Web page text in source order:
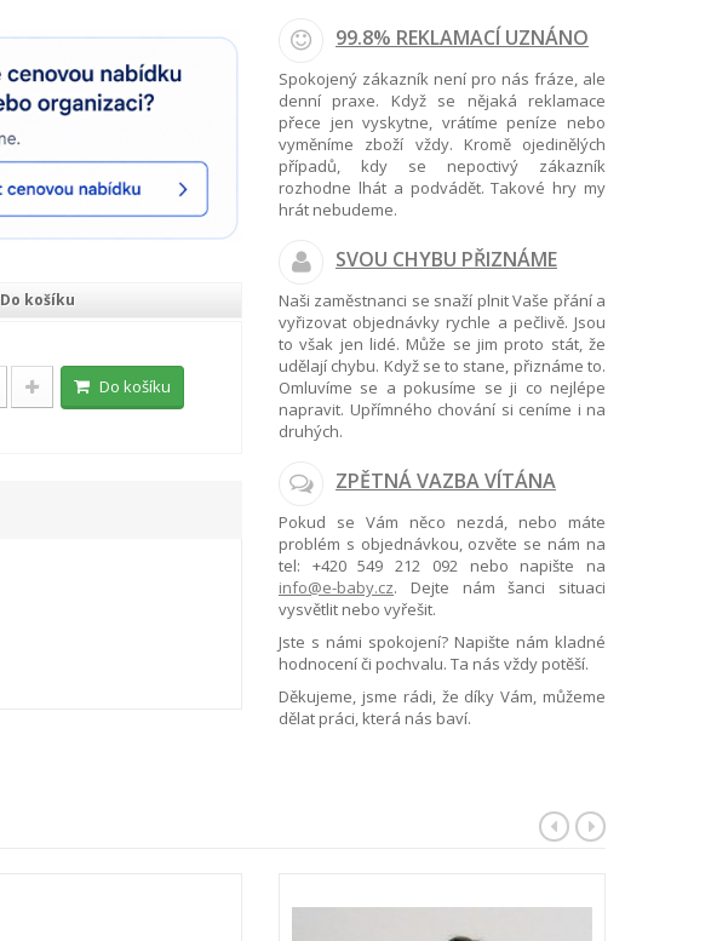
Do košíku
Do košíku
99.8% REKLAMACÍ UZNÁNO
Spokojený zákazník není pro nás fráze, ale
denní praxe. Když se nějaká reklamace
přece jen vyskytne, vrátíme peníze nebo
vyměníme zboží vždy. Kromě ojedinělých
případů, kdy se nepoctivý zákazník
rozhodne lhát a podvádět. Takové hry my
hrát nebudeme.
SVOU CHYBU PŘIZNÁME
Naši zaměstnanci se snaží plnit Vaše přání a
vyřizovat objednávky rychle a pečlivě. Jsou
to však jen lidé. Může se jim proto stát, že
udělají chybu. Když se to stane, přiznáme to.
Omluvíme se a pokusíme se ji co nejlépe
napravit. Upřímného chování si ceníme i na
druhých.
ZPĚTNÁ VAZBA VÍTÁNA
Pokud se Vám něco nezdá, nebo máte
problém s objednávkou, ozvěte se nám na
tel: +420 549 212 092nebo napište na
info@e-baby.cz. Dejte nám šanci situaci
vysvětlit nebo vyřešit.
Jste s námi spokojení? Napište nám kladné
hodnocení či pochvalu. Ta nás vždy potěší.
Děkujeme, jsme rádi, že díky Vám, můžeme
dělat práci, která nás baví.